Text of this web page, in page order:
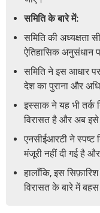
समिति के बारे में:
समिति की अध्यक्षता
ऐतिहासिक अनुसंधान
समिति ने इस आधार पर
देश का पुराना और
इस्साक ने यह भी तर्क
विरासत है और अब
एनसीईआरटी ने स्पष्ट
मंजूरी नहीं दी गई है और
हालाँकि, इस
विरासत के बारे में